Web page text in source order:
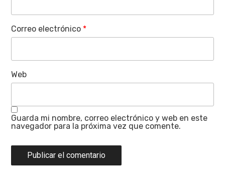
Correo electrónico *
Web
Guarda mi nombre, correo electrónico y web en este
navegador para la próxima vez que comente.